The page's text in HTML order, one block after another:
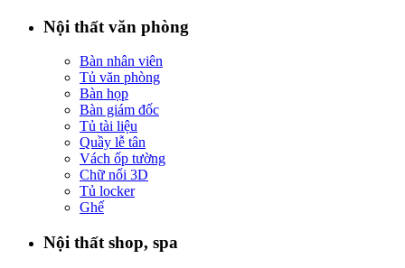
Nội thất văn phòng
Bàn nhân viên
Tủ văn phòng
Bàn họp
Bàn giám đốc
Tủ tài liệu
Quầy lễ tân
Vách ốp tường
Chữ nổi 3D
Tủ locker
Ghế
Nội thất shop, spa